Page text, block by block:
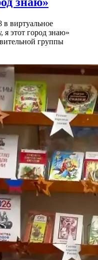
в виртуальное
я этот город знаю»
группы